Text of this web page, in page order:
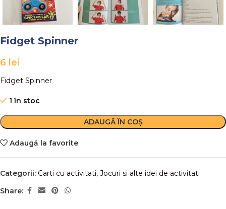
Fidget Spinner
6 lei
Fidget Spinner
1 în stoc
ADAUGĂ ÎN COȘ
Adaugă la favorite
Categorii: Carti cu activitati, Jocuri si alte idei de activitati
Share: